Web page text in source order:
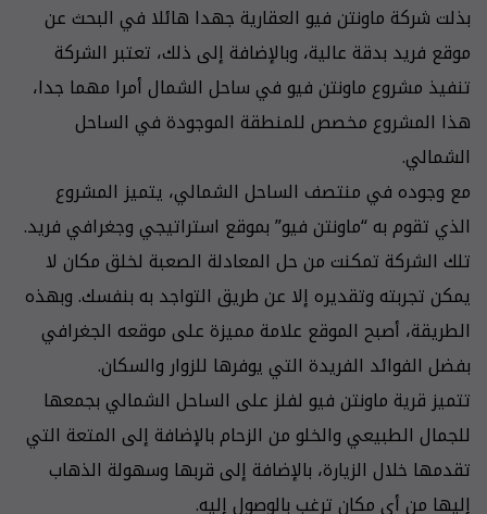
بذلت شركة ماونتن فيو العقارية جهدا هائلا في البحث عن
موقع فريد بدقة عالية، وبالإضافة إلى ذلك، تعتبر الشركة
تنفيذ مشروع ماونتن فيو في ساحل الشمال أمرا مهما جدا،
هذا المشروع مخصص للمنطقة الموجودة في الساحل
الشمالي.
مع وجوده في منتصف الساحل الشمالي، يتميز المشروع
الذي تقوم به “ماونتن فيو” بموقع استراتيجي وجغرافي فريد.
تلك الشركة تمكنت من حل المعادلة الصعبة لخلق مكان لا
يمكن تجربته وتقديره إلا عن طريق التواجد به بنفسك. وبهذه
الطريقة، أصبح الموقع علامة مميزة على موقعه الجغرافي
بفضل الفوائد الفريدة التي يوفرها للزوار والسكان.
تتميز قرية ماونتن فيو لفلز على الساحل الشمالي بجمعها
للجمال الطبيعي والخلو من الزحام بالإضافة إلى المتعة التي
تقدمها خلال الزيارة، بالإضافة إلى قربها وسهولة الذهاب
إليها من أي مكان ترغب بالوصول إليه.